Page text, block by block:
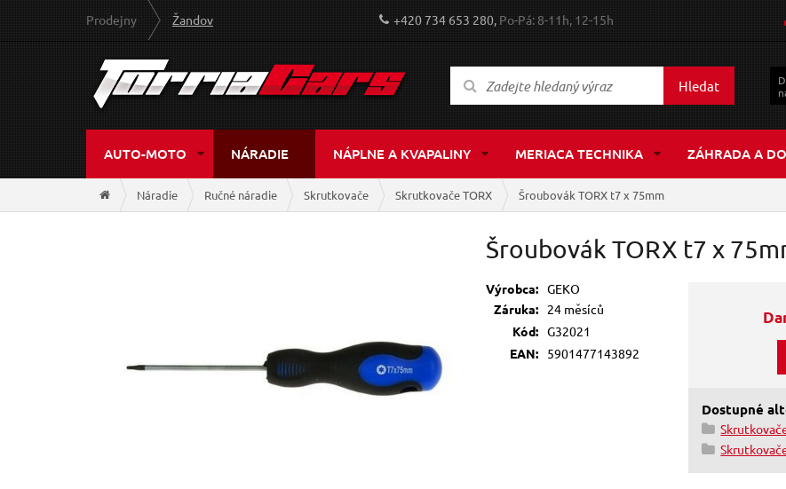
Prodejny Žandov +420 734 653 280, Po-Pá: 8-11h, 12-15h
Hledat
AUTO-MOTO NÁRADIE NÁPLNE A KVAPALINY MERIACA TECHNIKA ZÁHRADA A
Náradie Ručné náradie Skrutkovače Skrutkovače TORX Šroubovák TORX t7 x 75mm
Šroubovák TORX t7 x
Výrobca: GEKO
Záruka:
24 měsíců
Kód: G32021
EAN:
5901477143892
Dostupné